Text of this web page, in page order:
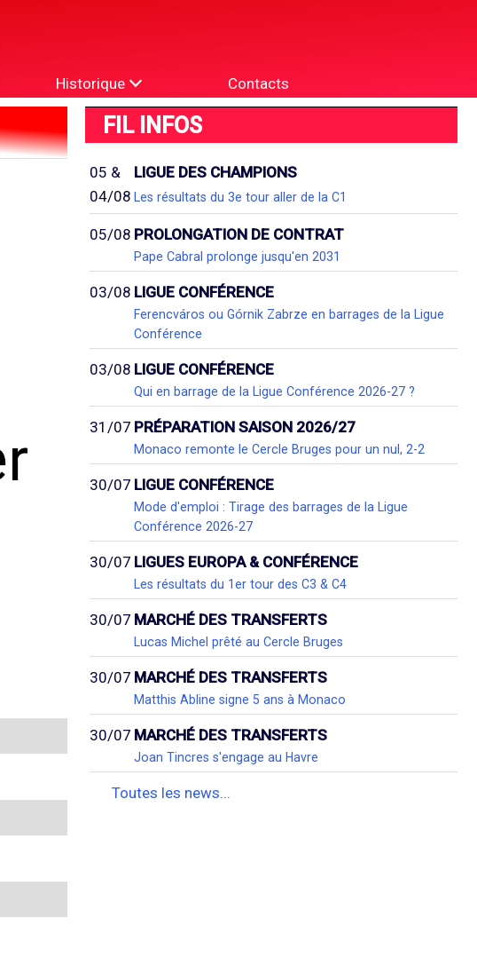
Historique Contacts
FIL INFOS
05 &
04/08
LIGUE DES CHAMPIONS
Les résultats du 3e tour aller de la C1
05/08 PROLONGATION DE CONTRAT
Pape Cabral prolonge jusqu'en 2031
03/08 LIGUE CONFÉRENCE
Ferencváros ou Górnik Zabrze en barrages de la Ligue
Conférence
03/08 LIGUE CONFÉRENCE
Qui en barrage de la Ligue Conférence 2026-27 ?
31/07 PRÉPARATION SAISON 2026/27
Monaco remonte le Cercle Bruges pour un nul, 2-2
30/07 LIGUE CONFÉRENCE
Mode d'emploi : Tirage des barrages de la Ligue
Conférence 2026-27
30/07 LIGUES EUROPA & CONFÉRENCE
Les résultats du 1er tour des C3 & C4
30/07 MARCHÉ DES TRANSFERTS
Lucas Michel prêté au Cercle Bruges
30/07 MARCHÉ DES TRANSFERTS
Matthis Abline signe 5 ans à Monaco
30/07 MARCHÉ DES TRANSFERTS
Joan Tincres s'engage au Havre
Toutes les news...